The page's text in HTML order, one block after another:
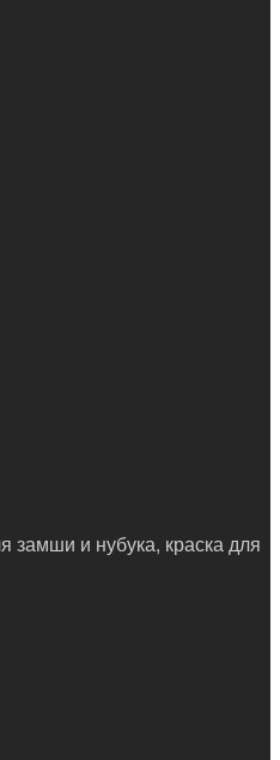
замши и нубука, краска для